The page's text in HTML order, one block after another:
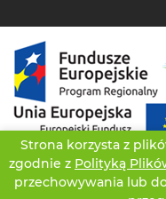
Strona korzysta z
zgodnie z Polityką
przechowywania lub